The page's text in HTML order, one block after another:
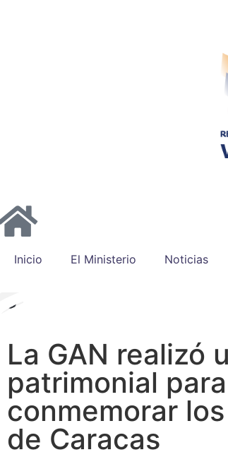
Inicio El Ministerio Noticias
La GAN realizó
patrimonial para
conmemorar
de Caracas